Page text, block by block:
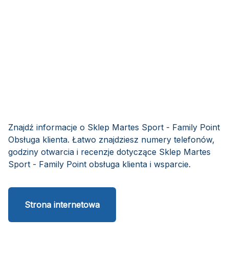
Znajdź informacje o Sklep Martes Sport - Family Point
Obsługa klienta. Łatwo znajdziesz numery telefonów,
godziny otwarcia i recenzje dotyczące Sklep Martes
Sport - Family Point obsługa klienta i wsparcie.
Strona internetowa